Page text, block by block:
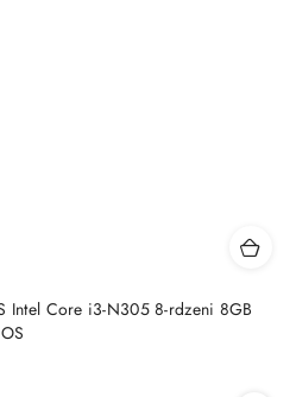
Intel Core i3-N305 8-rdzeni 8GB